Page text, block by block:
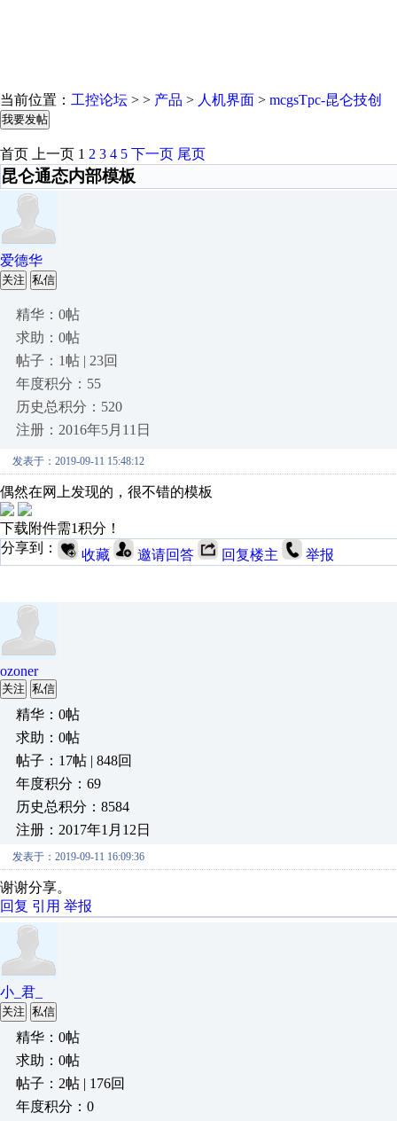
当前位置： 工控论坛 > > 产品 > 人机界面 > mcgsTpc-昆仑技创
我要发帖
首页 上一页 1 2 3 4 5 下一页 尾页
昆仑通态内部模板
爱德华
关注 私信
精华：0帖
求助：0帖
帖子：1帖 | 23回
年度积分：55
历史总积分：520
注册：2016年5月11日
发表于：2019-09-11 15:48:12
偶然在网上发现的，很不错的模板
下载附件需1积分！
分享到：
收藏 邀请回答 回复楼主 举报
ozoner
关注 私信
精华：0帖
求助：0帖
帖子：17帖 | 848回
年度积分：69
历史总积分：8584
注册：2017年1月12日
发表于：2019-09-11 16:09:36
谢谢分享。
回复 引用 举报
小_君_
关注 私信
精华：0帖
求助：0帖
帖子：2帖 | 176回
年度积分：0